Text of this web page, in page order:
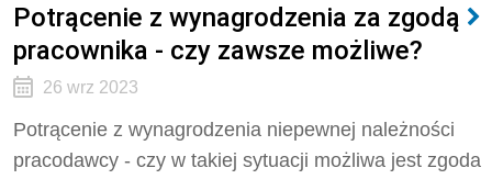
Potrącenie z wynagrodzenia za zgodą
pracownika - czy zawsze możliwe?
26 wrz 2023
Potrącenie z wynagrodzenia niepewnej należności
pracodawcy - czy w takiej sytuacji możliwa jest zgoda